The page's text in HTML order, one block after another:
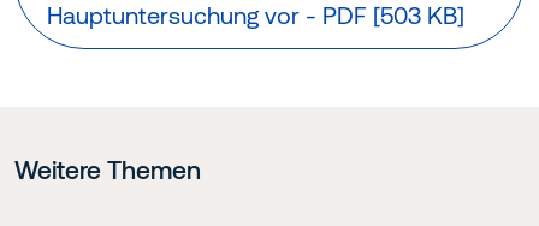
Hauptuntersuchung vor - PDF [503 KB]
Weitere Themen